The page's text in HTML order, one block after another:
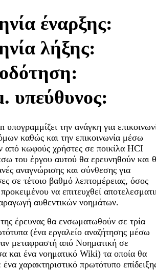
έναρξης:
λήξης:
υπεύθυνος:
την ανάγκη για
καθώς και την επικοινωνία μέσω
κωφούς χρήστες σε ποικίλα HCI
του έργου αυτού θα ερευνηθούν και
αναγνώρισης και σύνθεσης για
σε τέτοιο βαθμό λεπτομέρειας, όσος
προκειμένου να επιτευχθεί
αυθεντικών νοημάτων.
έρευνας θα ενσωματωθούν σε τρία
(ένα εργαλείο αναζήτησης μέσω
μεταφραστή από Νοηματική σε
και ένα νοηματικό Wiki) τα οποία θα
χαρακτηριστικό πρωτότυπο